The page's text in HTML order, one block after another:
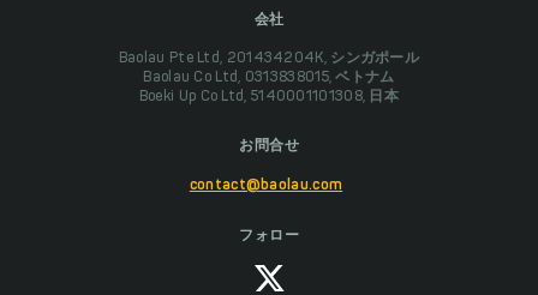
会社
Baolau Pte Ltd, 201434204K, シンガポール
Baolau Co Ltd, 0313838015, ベトナム
Boeki Up Co Ltd, 5140001101308, 日本
お問合せ
contact@baolau.com
フォロー